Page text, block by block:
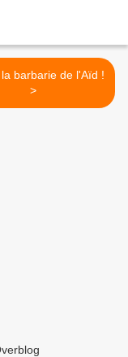
barbarie de l'Aïd !
>